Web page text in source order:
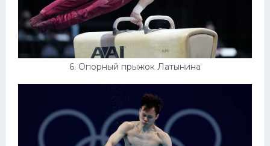
6. Опорный прыжок Латынина